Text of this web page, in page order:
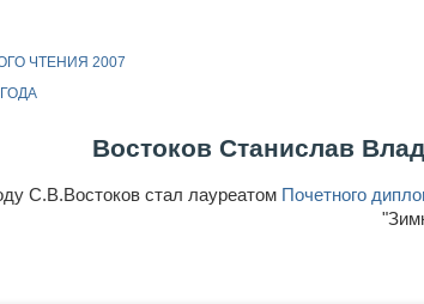
ЧТЕНИЯ 2007
Востоков Станислав
С.В.Востоков стал лауреатом Почетного